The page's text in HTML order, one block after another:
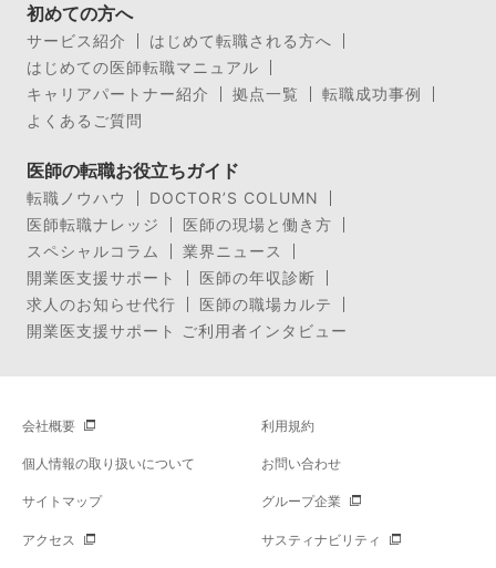
初めての方へ
サービス紹介
はじめて転職される方へ
はじめての医師転職マニュアル
キャリアパートナー紹介
拠点一覧
転職成功事例
よくあるご質問
医師の転職お役立ちガイド
転職ノウハウ
DOCTOR’S COLUMN
医師転職ナレッジ
医師の現場と働き方
スペシャルコラム
業界ニュース
開業医支援サポート
医師の年収診断
求人のお知らせ代行
医師の職場カルテ
開業医支援サポート ご利用者インタビュー
会社概要 利用規約
個人情報の取り扱いについて お問い合わせ
サイトマップ グループ企業
アクセス サスティナビリティ